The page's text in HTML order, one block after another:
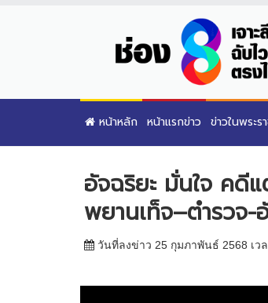
หน้าหลัก หน้าแรกข่าว ข่าวในพระร
อัจฉริยะ มั่นใจ คดี
พยานเท็จ–ตำรวจ-
วันที่ลงข่าว 25 กุมภาพันธ์ 2568 เว